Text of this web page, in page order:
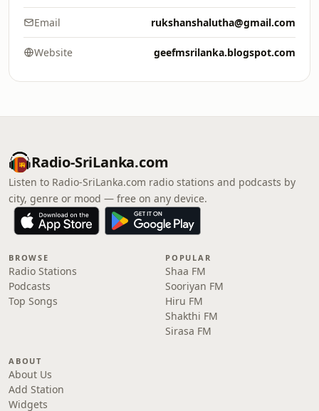
Email rukshanshalutha@gmail.com
Website geefmsrilanka.blogspot.com
Radio-SriLanka.com
Listen to Radio-SriLanka.com radio stations and podcasts by
city, genre or mood — free on any device.
BROWSE
Radio Stations
Podcasts
Top Songs
POPULAR
Shaa FM
Sooriyan FM
Hiru FM
Shakthi FM
Sirasa FM
ABOUT
About Us
Add Station
Widgets